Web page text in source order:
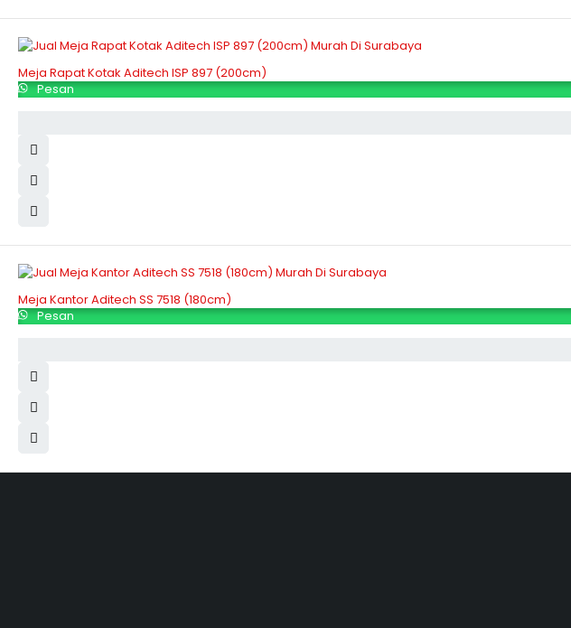
Meja Rapat Kotak Aditech ISP 897 (200cm)
Pesan
Meja Kantor Aditech SS 7518 (180cm)
Pesan